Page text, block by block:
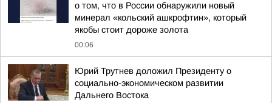
о том, что в России обнаружили новый
минерал «кольский ашкрофтин», который
якобы стоит дороже золота
00:06
Юрий Трутнев доложил Президенту о
социально-экономическом развитии
Дальнего Востока